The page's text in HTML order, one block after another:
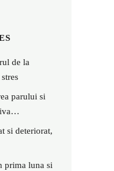
de la
parului si
si deteriorat,
prima luna si